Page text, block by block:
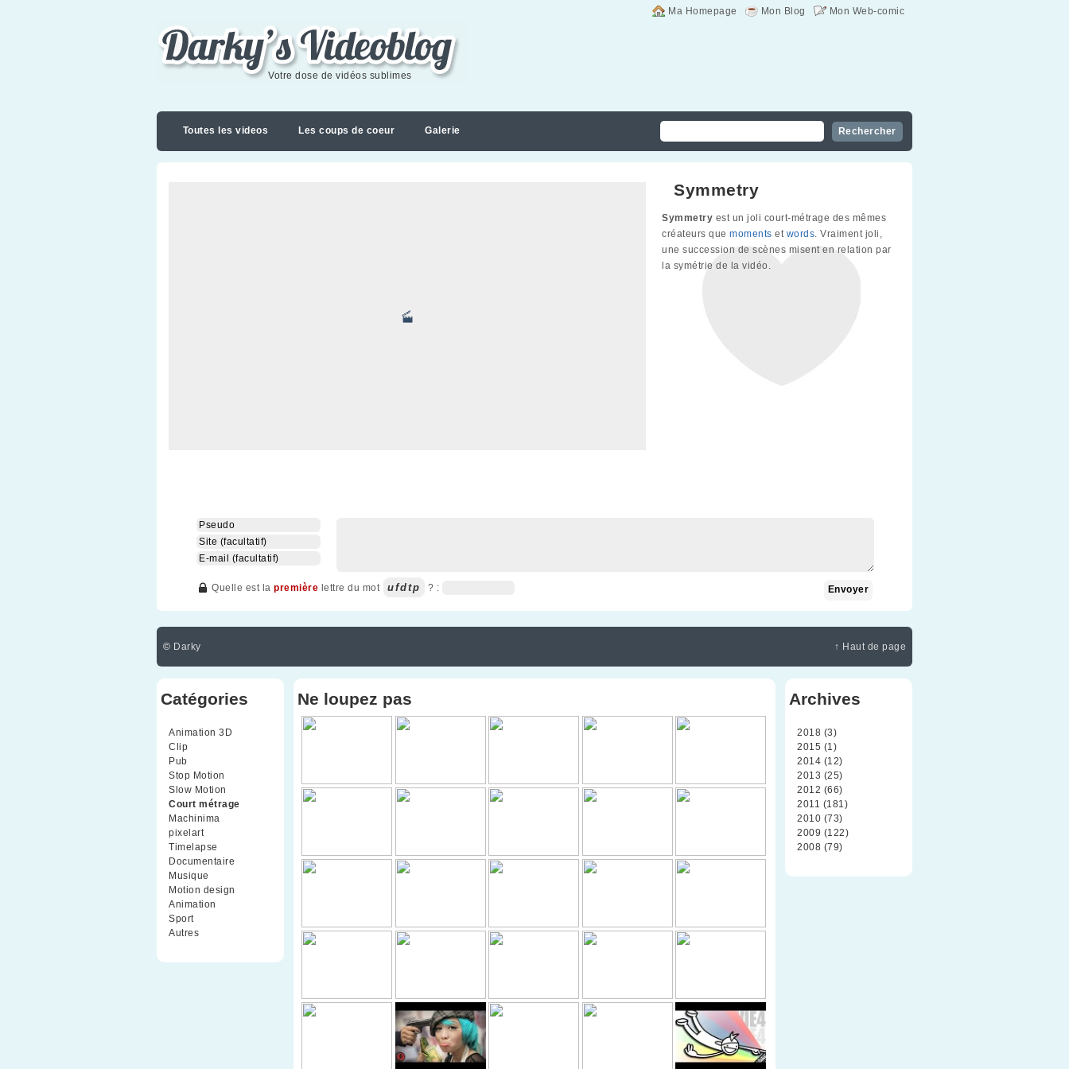
Mon Web-comic
Mon Blog
Ma Homepage
Darky's videoblog
Votre dose de vidéos sublimes
Toutes les videos Les coups de coeur Galerie
Symmetry
Symmetry est un joli court-métrage des mêmes
créateurs que moments et words. Vraiment joli,
une succession de scènes misent en relation par
la symétrie de la vidéo.
Quelle est la première lettre du mot ufdtp ? :
© Darky ↑ Haut de page
Catégories
Animation 3D
Clip
Pub
Stop Motion
Slow Motion
Court métrage
Machinima
pixelart(10)
Timelapse
Documentaire
Musique
Motion design
Animation
Sport(2)
Autres
Ne loupez pas Archives
2018 (3)
2015 (1)
2014 (12)
2013 (25)
2012 (66)
2011 (181)
2010 (73)
2009 (122)
2008 (79)